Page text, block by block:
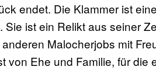
endet. Die Klammer ist
ist ein Relikt aus seiner
Malocherjobs mit
Ehe und Familie, für die